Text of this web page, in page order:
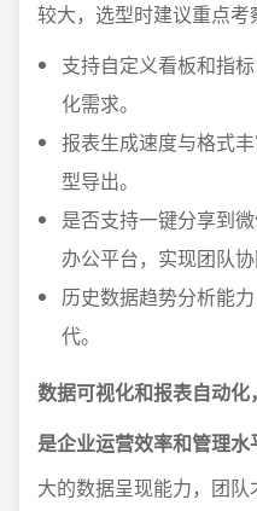
较大，选型时建议重点考
支持自定义看板和指
化需求。
报表生成速度与格式
型导出。
是否支持一键分享到
办公平台，实现团队协
历史数据趋势分析能
代。
数据可视化和报表自动
是企业运营效率和管理水
大的数据呈现能力，团